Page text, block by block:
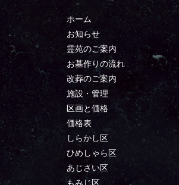
ホーム
お知らせ
霊苑のご案内
お墓作りの流れ
改葬のご案内
施設・管理
区画と価格
価格表
しらかし区
ひめしゃら区
あじさい区
もみじ区